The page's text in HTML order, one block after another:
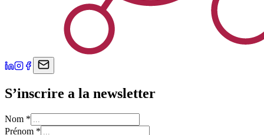
S’inscrire a la newsletter
Nom *
Prénom *